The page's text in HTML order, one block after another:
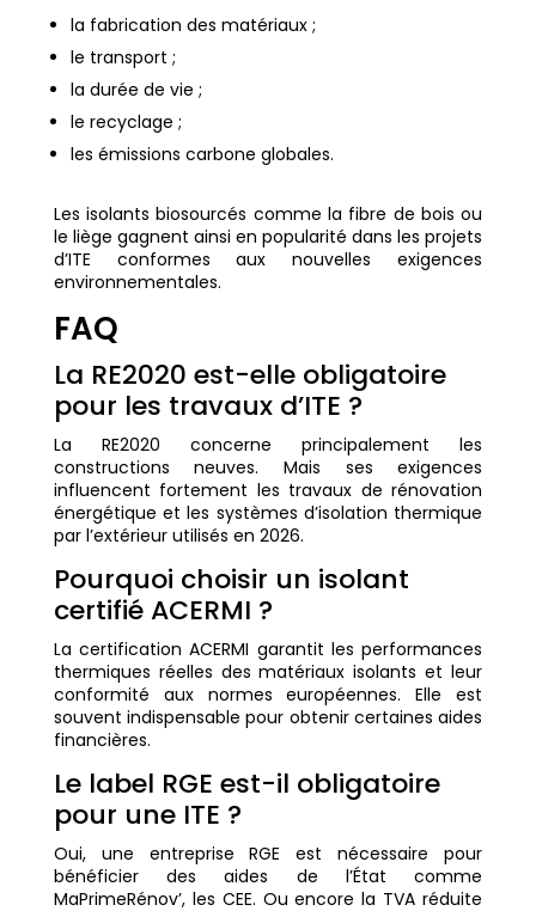
la fabrication des matériaux ;
le transport ;
la durée de vie ;
le recyclage ;
les émissions carbone globales.
Les isolants biosourcés comme la fibre de bois ou
le liège gagnent ainsi en popularité dans les projets
d’ITE conformes aux nouvelles exigences
environnementales.
FAQ
La RE2020 est-elle obligatoire
pour les travaux d’ITE ?
La RE2020 concerne principalement les
constructions neuves. Mais ses exigences
influencent fortement les travaux de rénovation
énergétique et les systèmes d’isolation thermique
par l’extérieur utilisés en 2026.
Pourquoi choisir un isolant
certifié ACERMI ?
La certification ACERMI garantit les performances
thermiques réelles des matériaux isolants et leur
conformité aux normes européennes. Elle est
souvent indispensable pour obtenir certaines aides
financières.
Le label RGE est-il obligatoire
pour une ITE ?
Oui, une entreprise RGE est nécessaire pour
bénéficier des aides de l’État comme
MaPrimeRénov’, les CEE. Ou encore la TVA réduite